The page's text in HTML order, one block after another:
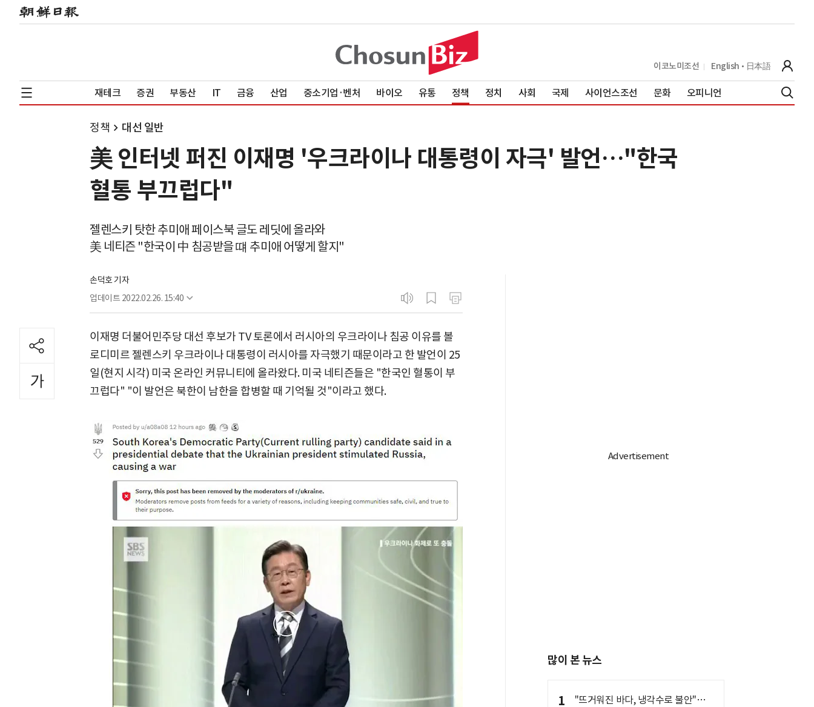
이코노미조선 English 日本語
재테크 증권 부동산 IT 금융 산업 중소기업·벤처 바이오 유통 정책 정치 사회 국제 사이언스조선 문화 오피니언
정책 대선 일반
美 인터넷 퍼진 이재명 '우크라이나 대통령이 자극' 발언…"한국
혈통 부끄럽다"
젤렌스키 탓한 추미애 페이스북 글도 레딧에 올라와
美 네티즌 "한국이 中 침공받을 떄 추미애 어떻게 할지"
손덕호 기자
업데이트 2022.02.26. 15:40
이재명 더불어민주당 대선 후보가 TV 토론에서 러시아의 우크라이나 침공 이유를 볼
로디미르 젤렌스키 우크라이나 대통령이 러시아를 자극했기 때문이라고 한 발언이 25
일(현지 시각) 미국 온라인 커뮤니티에 올라왔다. 미국 네티즌들은 "한국인 혈통이 부
끄럽다" "이 발언은 북한이 남한을 합병할 때 기억될 것"이라고 했다.
많이 본 뉴스
1
"뜨거워진 바다, 냉각수로 불안"…